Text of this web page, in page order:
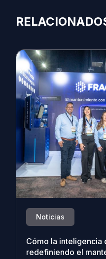
Noticias
Cómo la inteligencia
redefiniendo el